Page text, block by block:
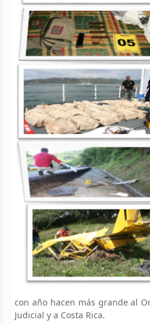
con año hacen más grande al
Judicial y a Costa Rica.